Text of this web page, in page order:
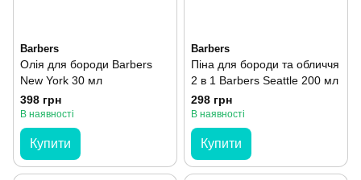
Barbers
Олія для бороди Barbers
New York 30 мл
398 грн
В наявності
Купити
Barbers
Піна для бороди та обличчя
2 в 1 Barbers Seattle 200 мл
298 грн
В наявності
Купити